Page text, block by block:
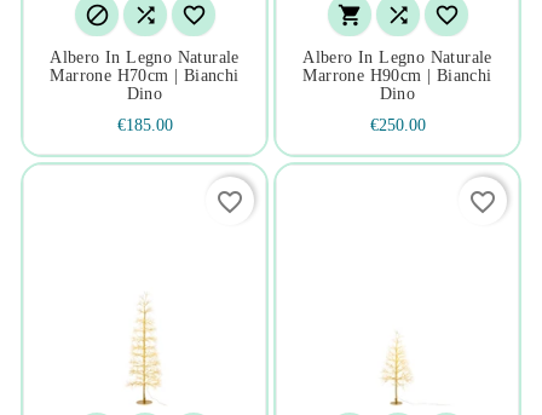
  
Albero In Legno Naturale
Marrone H70cm | Bianchi
Dino
€185.00
  
Albero In Legno Naturale
Marrone H90cm | Bianchi
Dino
€250.00
favorite_border favorite_border